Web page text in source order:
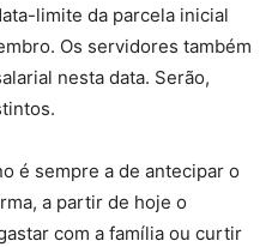
limite da parcela inicial
Os servidores também
nesta data. Serão,
é sempre a de antecipar o
a partir de hoje o
com a família ou curtir